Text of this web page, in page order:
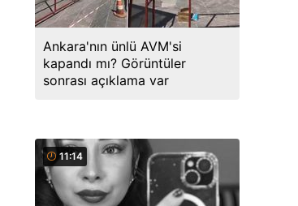
Ankara'nın ünlü AVM'si
kapandı mı? Görüntüler
sonrası açıklama var
11:14